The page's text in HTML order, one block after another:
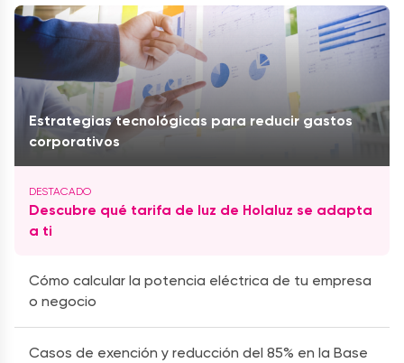
Estrategias tecnológicas para reducir gastos
corporativos
Descubre qué tarifa de luz de Holaluz se adapta
a ti
Cómo calcular la potencia eléctrica de tu empresa
o negocio
Casos de exención y reducción del 85% en la Base